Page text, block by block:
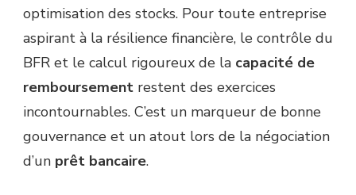
optimisation des stocks. Pour toute entreprise
aspirant à la résilience financière, le contrôle du
BFR et le calcul rigoureux de la capacité de
remboursement restent des exercices
incontournables. C’est un marqueur de bonne
gouvernance et un atout lors de la négociation
d’un prêt bancaire.